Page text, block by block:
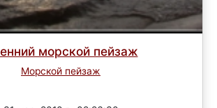
морской пейзаж
Морской пейзаж